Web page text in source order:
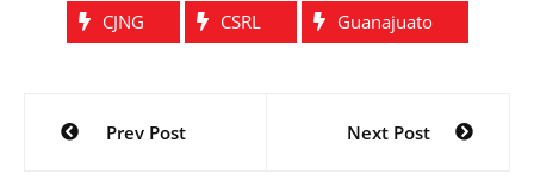
CJNG CSRL Guanajuato
Navegación
Prev Post Next Post